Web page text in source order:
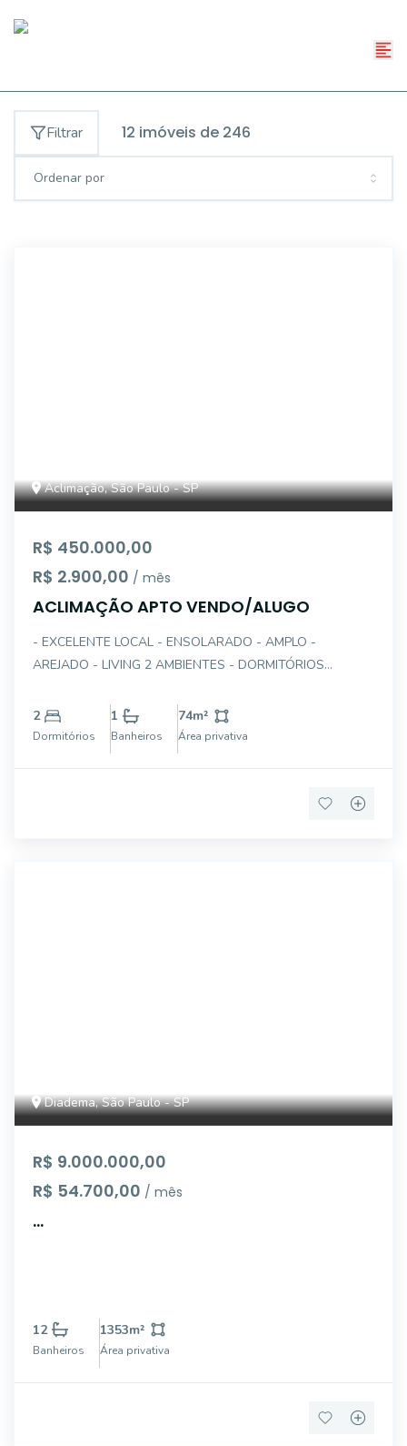
Filtrar 12 imóveis de 246
Ordenar por
Aclimação, São Paulo - SP
R$ 450.000,00
R$ 2.900,00 / mês
ACLIMAÇÃO APTO VENDO/ALUGO
- EXCELENTE LOCAL - ENSOLARADO - AMPLO -
AREJADO - LIVING 2 AMBIENTES - DORMITÓRIOS
DORMITÓRIO COM TERRAÇO - COZINHA AMERICANA -
AREA DE SERVIÇO - PRÉDIO PEQUENO CONDOMINIO
BAIXO - AO LADO DO PARQUE DA ACL
2
Dormitórios
1
Banheiros
74m²
Área privativa
Diadema, São Paulo - SP
R$ 9.000.000,00
R$ 54.700,00 / mês
...
12
Banheiros
1353m²
Área privativa